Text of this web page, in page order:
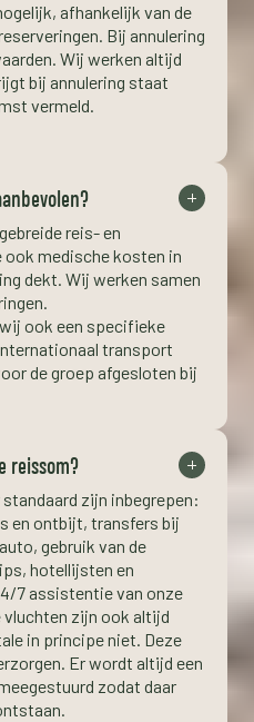
afhankelijk van de
Bij annulering
Wij werken altijd
bij annulering staat
vermeld.
reis- en
ook medische kosten in
dekt. Wij werken samen
ook een specifieke
transport
de groep afgesloten bij
reissom?
zijn inbegrepen:
en ontbijt, transfers bij
gebruik van de
hotellijsten en
7 assistentie van onze
vluchten zijn ook altijd
in principe niet. Deze
Er wordt altijd een
zodat daar